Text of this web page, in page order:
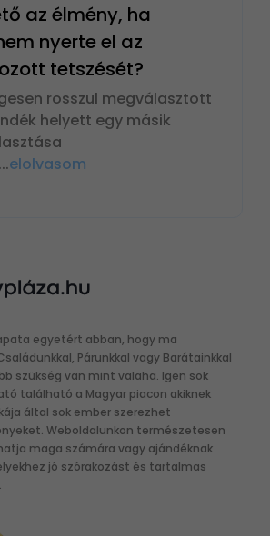
az élmény, ha
nyerte el az
tetszését?
rosszul megválasztott
helyett egy másik
...elolvasom
egyetért abban, hogy ma
Párunkkal vagy Barátainkkal
szükség van mint valaha. Igen sok
található a Magyar piacon akiknek
által sok ember szerezhet
Weboldalunkon természetesen
maga számára vagy ajándéknak
jó szórakozást és tartalmas